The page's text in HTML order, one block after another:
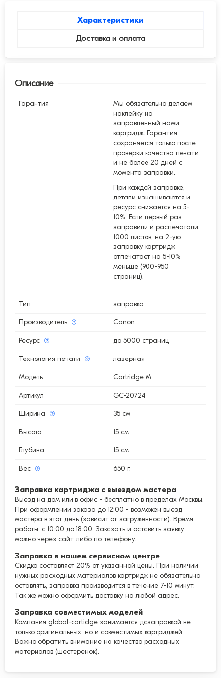
Характеристики
Доставка и оплата
Описание
Гарантия
Мы обязательно делаем
наклейку на
заправленный нами
картридж. Гарантия
сохраняется только после
проверки качества печати
и не более 20 дней с
момента заправки.
При каждой заправке,
детали изнашиваются и
ресурс снижается на 5-
10%. Если первый раз
заправили и распечатали
1000 листов, на 2-ую
заправку картридж
отпечатает на 5-10%
меньше (900-950
страниц).
Тип заправка
Производитель Canon
Ресурс до 5000 страниц
Технология печати лазерная
Модель Cartridge M
Артикул GC-20724
Ширина 35 см
Высота 15 см
Глубина 15 см
Вес 650 г.
Заправка картриджа с выездом мастера
Выезд на дом или в офис - бесплатно в пределах Москвы.
При оформлении заказа до 12:00 - возможен выезд
мастера в этот день (зависит от загруженности). Время
работы: с 10:00 до 18:00. Заказать и оставить заявку
можно через сайт, либо по телефону.
Заправка в нашем сервисном центре
Скидка составляет 20% от указанной цены. При наличии
нужных расходных материалов картридж не обязательно
оставлять, заправка производится в течение 7-10 минут.
Так же можно оформить доставку на любой адрес.
Заправка совместимых моделей
Компания global-cartidge занимается дозаправкой не
только оригинальных, но и совместимых картриджей.
Важно обратить внимание на качество расходных
материалов (шестеренок).